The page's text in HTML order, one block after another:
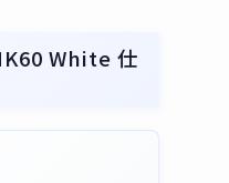
White 仕